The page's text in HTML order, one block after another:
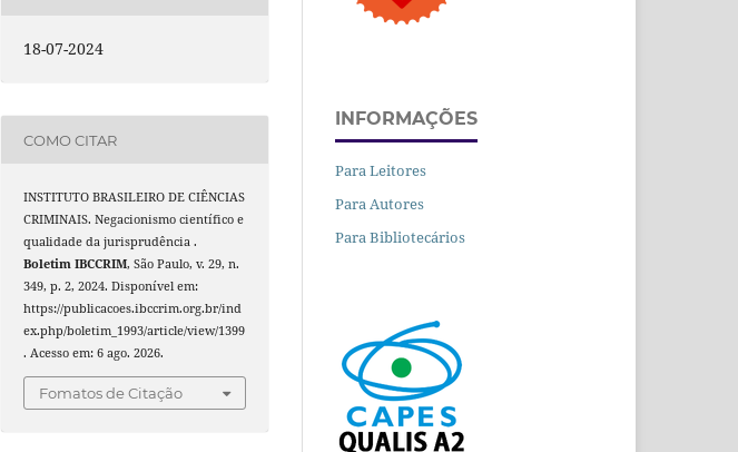
18-07-2024
COMO CITAR
INSTITUTO BRASILEIRO DE CIÊNCIAS
CRIMINAIS. Negacionismo científico e
qualidade da jurisprudência .
Boletim IBCCRIM, São Paulo, v. 29, n.
349, p. 2, 2024. Disponível em:
https://publicacoes.ibccrim.org.br/ind
ex.php/boletim_1993/article/view/1399
. Acesso em: 6 ago. 2026.
Fomatos de Citação
INFORMAÇÕES
Para Leitores
Para Autores
Para Bibliotecários